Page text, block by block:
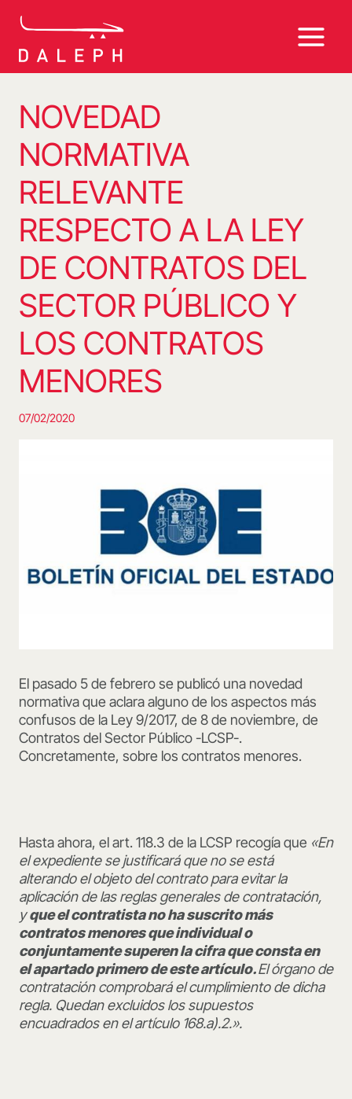
NOVEDAD
NORMATIVA
RELEVANTE
RESPECTO A LA LEY
DE CONTRATOS DEL
SECTOR PÚBLICO Y
LOS CONTRATOS
MENORES
07/02/2020
El pasado 5 de febrero se publicó una novedad
normativa que aclara alguno de los aspectos más
confusos de la Ley 9/2017, de 8 de noviembre, de
Contratos del Sector Público -LCSP-.
Concretamente, sobre los contratos menores.
Hasta ahora, el art. 118.3 de la LCSP recogía que «En
el expediente se justificará que no se está
alterando el objeto del contrato para evitar la
aplicación de las reglas generales de contratación,
yque el contratista no ha suscrito más
contratos menores que individual o
conjuntamente superen la cifra que consta en
el apartado primero de este artículo.El órgano de
contratación comprobará el cumplimiento de dicha
regla. Quedan excluidos los supuestos
encuadrados en el artículo 168.a).2.».